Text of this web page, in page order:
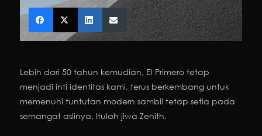
Lebih dari 50 tahun kemudian, El Primero tetap
menjadi inti identitas kami, terus berkembang untuk
memenuhi tuntutan modern sambil tetap setia pada
semangat aslinya. Itulah jiwa Zenith.